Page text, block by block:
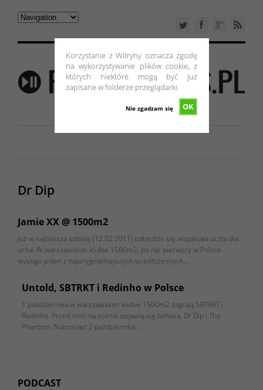
Korzystanie z Witryny oznacza zgodę
na wykorzystywanie plików cookie, z
których niektóre mogą być już
zapisane w folderze przeglądarki.
OK
Nie zgadzam się
Dr Dip
Jamie XX @ 1500m2
Już w najbliższa sobotę (12.02.2011) odbędzie się wspaniała uczta dla
ucha. W warszawskim klubie 1500m2, po raz pierwszy w Polsce
wystąpi jeden z najoryginalniejszych współczesnych…
Untold, SBTRKT i Redinho w Polsce
1 października w warszawskim klubie 1500m2 zagrają SBTRKT i
Redinho. Przed nimi na scenie pojawią się bshosa, Dr Dip i The
Phantom. Natomiast 2 października…
PODCAST